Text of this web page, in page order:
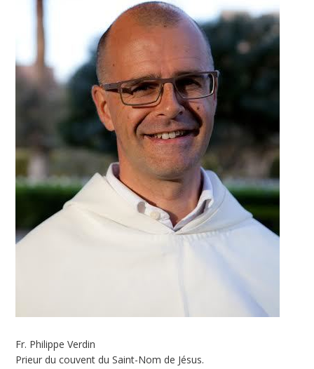
Fr. Philippe Verdin
Prieur du couvent du Saint-Nom de Jésus.